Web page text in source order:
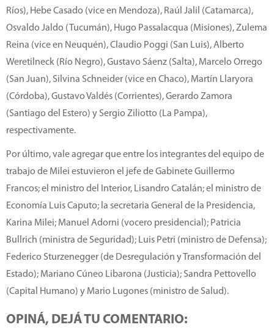
Ríos), Hebe Casado (vice en Mendoza), Raúl Jalil (Catamarca),
Osvaldo Jaldo (Tucumán), Hugo Passalacqua (Misiones), Zulema
Reina (vice en Neuquén), Claudio Poggi (San Luis), Alberto
Weretilneck (Río Negro), Gustavo Sáenz (Salta), Marcelo Orrego
(San Juan), Silvina Schneider (vice en Chaco), Martín Llaryora
(Córdoba), Gustavo Valdés (Corrientes), Gerardo Zamora
(Santiago del Estero) y Sergio Ziliotto (La Pampa),
respectivamente.
Por último, vale agregar que entre los integrantes del equipo de
trabajo de Milei estuvieron el jefe de Gabinete Guillermo
Francos; el ministro del Interior, Lisandro Catalán; el ministro de
Economía Luis Caputo; la secretaria General de la Presidencia,
Karina Milei; Manuel Adorni (vocero presidencial); Patricia
Bullrich (ministra de Seguridad); Luis Petri (ministro de Defensa);
Federico Sturzenegger (de Desregulación y Transformación del
Estado); Mariano Cúneo Libarona (Justicia); Sandra Pettovello
(Capital Humano) y Mario Lugones (ministro de Salud).
OPINÁ, DEJÁ TU COMENTARIO: